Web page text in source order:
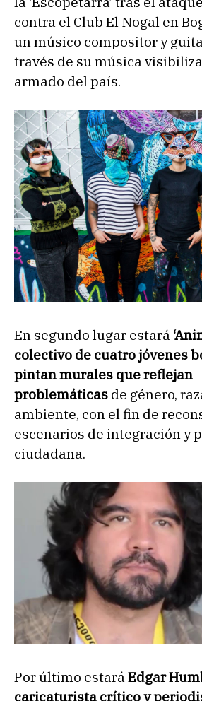
contra el Club El Nogal en
un músico compositor y
través de su música
armado del país.
En segundo lugar estará
colectivo de cuatro jóvenes
pintan murales que reflejan
problemáticas de género,
ambiente, con el fin de
escenarios de integración y
ciudadana.
Por último estaráEdgar
caricaturista crítico y